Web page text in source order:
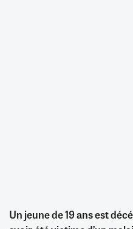
Un jeune de 19 ans est